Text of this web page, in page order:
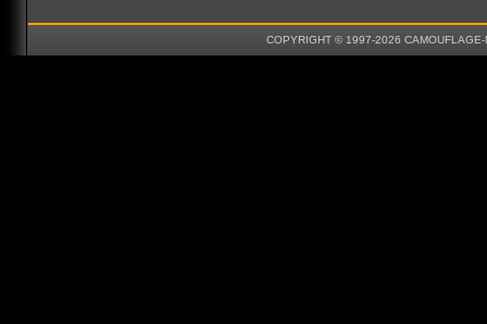
COPYRIGHT © 1997-2026 CAMOUFLAGE-